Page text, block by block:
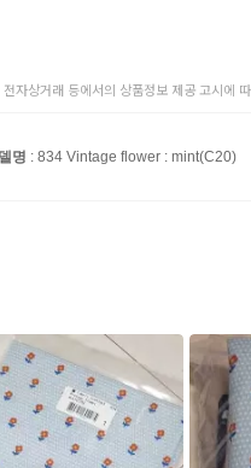
전자상거래 등에서의 상품정보 제공 고시에
명 : 834 Vintage flower : mint(C20)